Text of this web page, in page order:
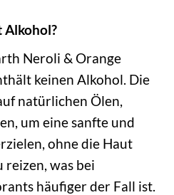
Alkohol?
Neroli & Orange
keinen Alkohol. Die
natürlichen Ölen,
um eine sanfte und
ohne die Haut
reizen, was bei
häufiger der Fall ist.